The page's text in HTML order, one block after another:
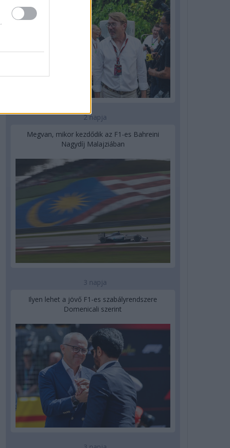
2 napja
Megvan, mikor kezdődik az F1-es Bahreini
Nagydíj Malajziában
3 napja
Ilyen lehet a jövő F1-es szabályrendszere
Domenicali szerint